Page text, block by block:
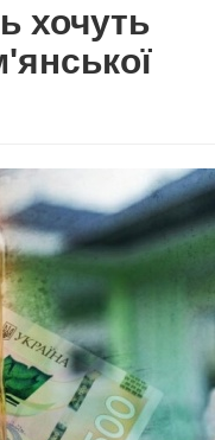
хочуть